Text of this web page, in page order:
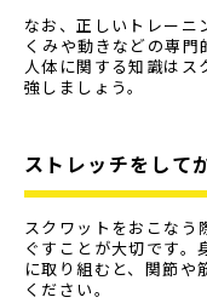
なお、正しいトレーニ
くみや動きなどの専門
人体に関する知識はス
強しましょう。
ストレッチをして
スクワットをおこなう
ぐすことが大切です。
に取り組むと、関節や
ください。